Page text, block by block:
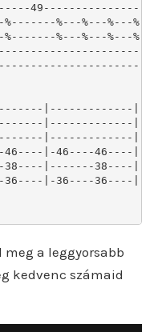
meg a leggyorsabb
kedvenc számaid